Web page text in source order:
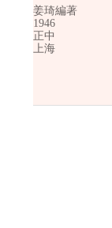
姜琦編著
1946
正中
上海